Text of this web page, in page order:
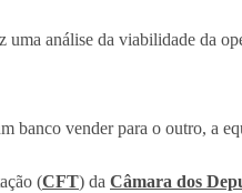
análise da viabilidade da
vender para o outro, a
(CFT) da Câmara dos